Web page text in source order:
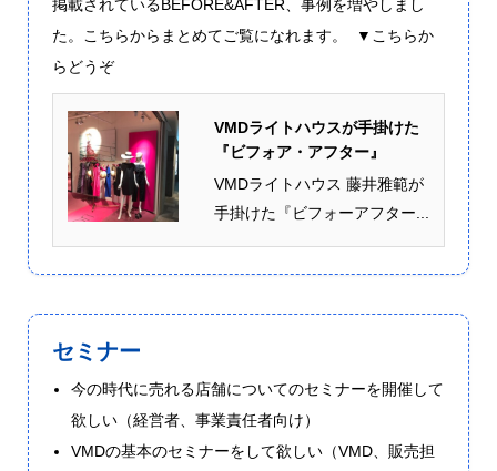
掲載されているBEFORE&AFTER、事例を増やしまし
た。こちらからまとめてご覧になれます。 ▼こちらか
らどうぞ
VMDライトハウスが手掛けた
『ビフォア・アフター』
VMDライトハウス 藤井雅範が
手掛けた『ビフォーアフター...
セミナー
今の時代に売れる店舗についてのセミナーを開催して
欲しい（経営者、事業責任者向け）
VMDの基本のセミナーをして欲しい（VMD、販売担